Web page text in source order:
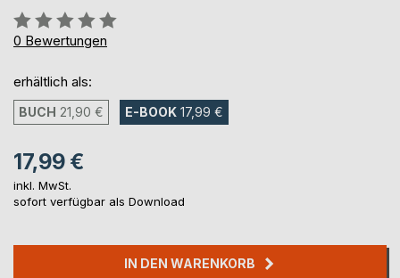
Bewertung::
0%
0 Bewertungen
erhältlich als:
BUCH 21,90 € E-BOOK 17,99 €
17,99 €
inkl. MwSt.
sofort verfügbar als Download
IN DEN WARENKORB